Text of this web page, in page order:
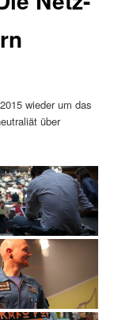
wieder um das
über